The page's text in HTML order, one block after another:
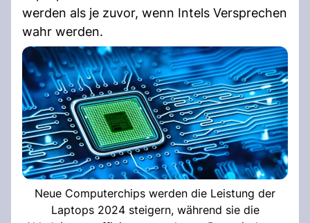
werden als je zuvor, wenn Intels Versprechen
wahr werden.
Neue Computerchips werden die Leistung der
Laptops 2024 steigern, während sie die